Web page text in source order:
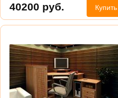
40200 руб. Купить